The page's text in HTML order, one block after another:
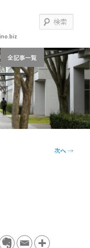
索
全記事一覧
次へ→